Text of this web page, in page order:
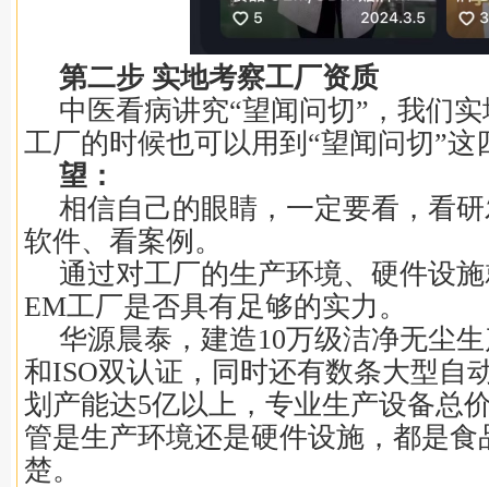
第二步 实地考察工厂资质
中医看病讲究“望闻问切”，我们
工厂的时候也可以用到“望闻问切”这
望：
相信自己的眼睛，一定要看，看
软件、看案例。
通过对工厂的生产环境、硬件设
EM工厂是否具有足够的实力。
华源晨泰，建造10万级洁净无尘
和ISO双认证，同时还有数条大型自
划产能达5亿以上，专业生产设备总
管是生产环境还是硬件设施，都是食
楚。